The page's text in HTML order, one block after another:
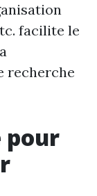
facilite le
recherche
pour